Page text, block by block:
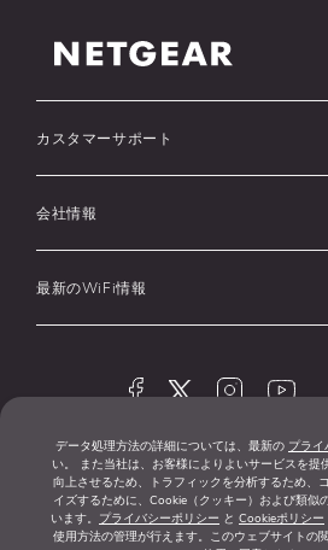
カスタマーサポート
会社情報
最新のWiFi情報
データ処理方法の詳細については、最新の プライ
い。 また当社は、お客様によりよいサービスを提
向上させるため、トラフィックを分析するため、
イズするために、Cookie（クッキー）および類似
います。 プライバシーポリシー と Cookieポリシー
使用方法の管理が行えます。このウェブサイトの
© 1996-2026
NETGEAR®
プライバシーポ
リシー